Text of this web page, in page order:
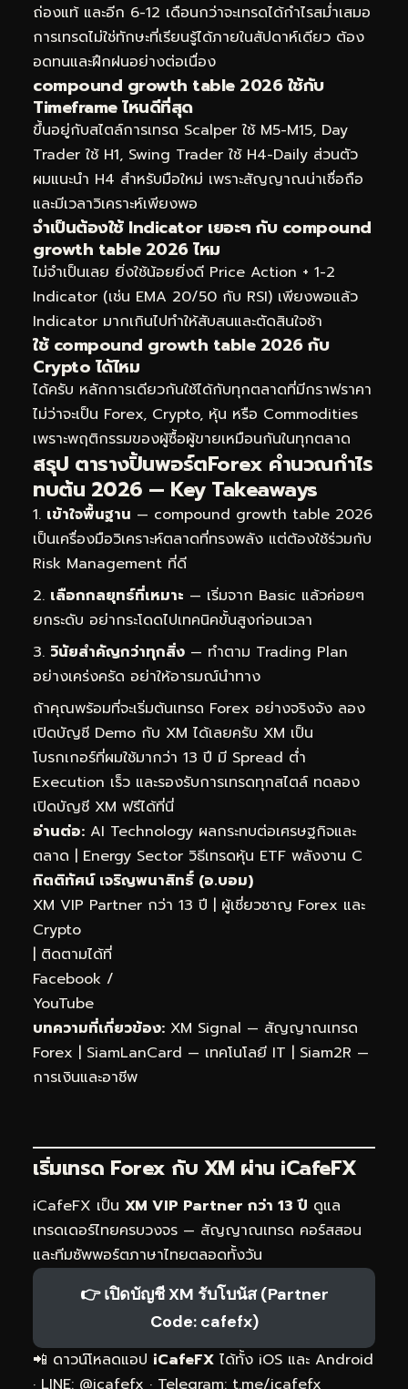
ถ่องแท้ และอีก 6-12 เดือนกว่าจะเทรดได้กำไรสม่ำเสมอ
การเทรดไม่ใช่ทักษะที่เรียนรู้ได้ภายในสัปดาห์เดียว ต้อง
อดทนและฝึกฝนอย่างต่อเนื่อง
compound growth table 2026 ใช้กับ
Timeframe ไหนดีที่สุด
ขึ้นอยู่กับสไตล์การเทรด Scalper ใช้ M5-M15, Day
Trader ใช้ H1, Swing Trader ใช้ H4-Daily ส่วนตัว
ผมแนะนำ H4 สำหรับมือใหม่ เพราะสัญญาณน่าเชื่อถือ
และมีเวลาวิเคราะห์เพียงพอ
จำเป็นต้องใช้ Indicator เยอะๆ กับ compound
growth table 2026 ไหม
ไม่จำเป็นเลย ยิ่งใช้น้อยยิ่งดี Price Action + 1-2
Indicator (เช่น EMA 20/50 กับ RSI) เพียงพอแล้ว
Indicator มากเกินไปทำให้สับสนและตัดสินใจช้า
ใช้ compound growth table 2026 กับ
Crypto ได้ไหม
ได้ครับ หลักการเดียวกันใช้ได้กับทุกตลาดที่มีกราฟราคา
ไม่ว่าจะเป็น Forex, Crypto, หุ้น หรือ Commodities
เพราะพฤติกรรมของผู้ซื้อผู้ขายเหมือนกันในทุกตลาด
สรุป ตารางปิ้นพอร์ตForex คำนวณกำไร
ทบต้น 2026 — Key Takeaways
เข้าใจพื้นฐาน — compound growth table 2026
เป็นเครื่องมือวิเคราะห์ตลาดที่ทรงพลัง แต่ต้องใช้ร่วมกับ
Risk Management ที่ดี
เลือกกลยุทธ์ที่เหมาะ — เริ่มจาก Basic แล้วค่อยๆ
ยกระดับ อย่ากระโดดไปเทคนิคขั้นสูงก่อนเวลา
วินัยสำคัญกว่าทุกสิ่ง — ทำตาม Trading Plan
อย่างเคร่งครัด อย่าให้อารมณ์นำทาง
ถ้าคุณพร้อมที่จะเริ่มต้นเทรด Forex อย่างจริงจัง ลอง
เปิดบัญชี Demo กับ XM ได้เลยครับ XM เป็น
โบรกเกอร์ที่ผมใช้มากว่า 13 ปี มี Spread ต่ำ
Execution เร็ว และรองรับการเทรดทุกสไตล์ ทดลอง
เปิดบัญชี XM ฟรีได้ที่นี่
อ่านต่อ: AI Technology ผลกระทบต่อเศรษฐกิจและ
ตลาด | Energy Sector วิธีเทรดหุ้น ETF พลังงาน C
กิตติทัศน์ เจริญพนาสิทธิ์ (อ.บอม)
XM VIP Partner กว่า 13 ปี | ผู้เชี่ยวชาญ Forex และ
Crypto
| ติดตามได้ที่
Facebook /
YouTube
บทความที่เกี่ยวข้อง: XM Signal — สัญญาณเทรด
Forex | SiamLanCard — เทคโนโลยี IT | Siam2R —
การเงินและอาชีพ
เริ่มเทรด Forex กับ XM ผ่าน iCafeFX
iCafeFX เป็น XM VIP Partner กว่า 13 ปี ดูแล
เทรดเดอร์ไทยครบวงจร — สัญญาณเทรด คอร์สสอน
และทีมซัพพอร์ตภาษาไทยตลอดทั้งวัน
👉 เปิดบัญชี XM รับโบนัส (Partner
Code: cafefx)
📲 ดาวน์โหลดแอป iCafeFX ได้ทั้ง iOS และ Android
· LINE: @icafefx · Telegram: t.me/icafefx